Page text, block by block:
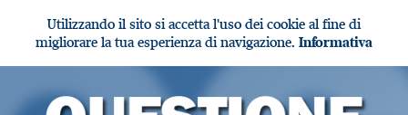
Utilizzando il sito si accetta l'uso dei cookie al fine di
migliorare la tua esperienza di navigazione. Informativa